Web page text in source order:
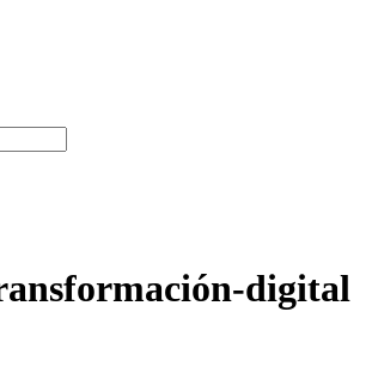
digital